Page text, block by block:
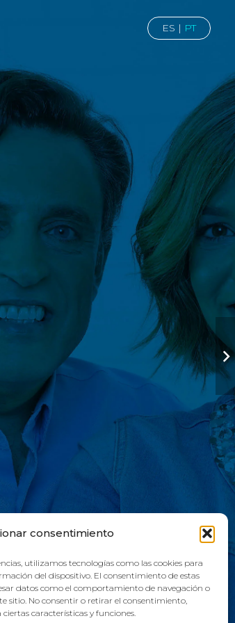
consentimiento
utilizamos tecnologías como las cookies para
del dispositivo. El consentimiento de estas
datos como el comportamiento de navegación o
sitio. No consentir o retirar el consentimiento,
características y funciones.
ES | PT